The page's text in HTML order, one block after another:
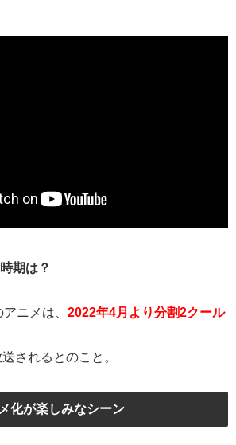
期は？
ニメは、 2022年4月より分割2クール
されるとのこと。
化が楽しみなシーン